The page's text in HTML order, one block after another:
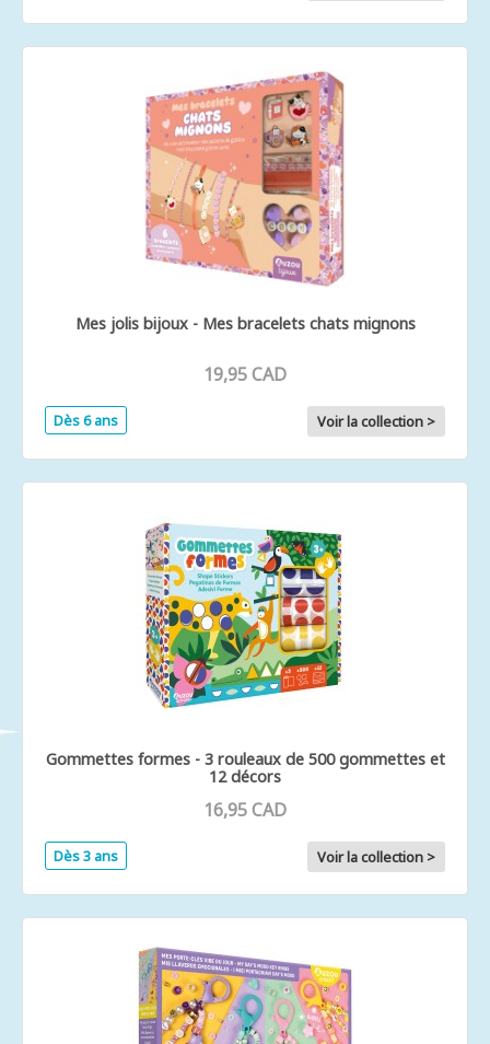
Mes jolis bijoux - Mes bracelets chats mignons
19,95 CAD
Dès 6 ans Voir la collection >
Gommettes formes - 3 rouleaux de 500 gommettes et
12 décors
16,95 CAD
Dès 3 ans Voir la collection >